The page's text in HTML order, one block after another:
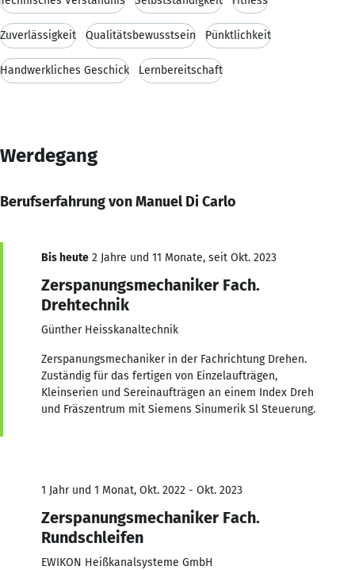
Zuverlässigkeit Qualitätsbewusstsein Pünktlichkeit
Handwerkliches Geschick Lernbereitschaft
Werdegang
Berufserfahrung von Manuel Di Carlo
Bis heute 2 Jahre und 11 Monate, seit Okt. 2023
Zerspanungsmechaniker Fach.
Drehtechnik
Günther Heisskanaltechnik
Zerspanungsmechaniker in der Fachrichtung Drehen.
Zuständig für das fertigen von Einzelaufträgen,
Kleinserien und Sereinaufträgen an einem Index Dreh
und Fräszentrum mit Siemens Sinumerik Sl Steuerung.
1 Jahr und 1 Monat, Okt. 2022 - Okt. 2023
Zerspanungsmechaniker Fach.
Rundschleifen
EWIKON Heißkanalsysteme GmbH